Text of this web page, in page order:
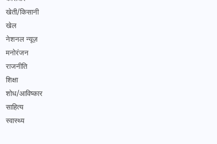
खेती/किसानी
खेल
नेशनल न्यूज़
मनोरंजन
राजनीति
शिक्षा
शोध/आविष्कार
साहित्य
स्वास्थ्य